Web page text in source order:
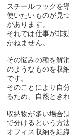
スチールラックを
使いたいものが見
があります。
それでは仕事が非
かねません。
その悩みの種を解
のようなものを収
です。
そのことにより自
るため、自然とき
収納物が多い場合
で分けるという方
オフィス収納を組